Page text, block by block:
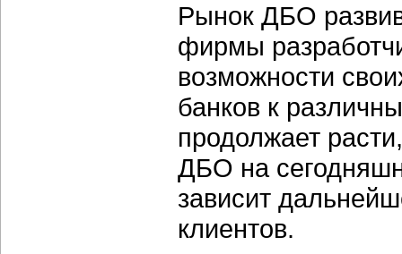
Рынок ДБО
фирмы
возможности
банков к
продолжает
ДБО на
зависит
клиентов.